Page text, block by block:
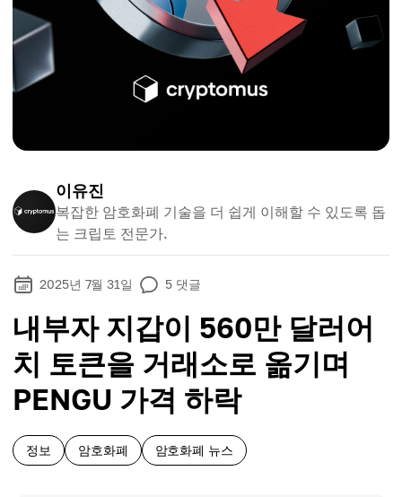
이유진
복잡한 암호화폐 기술을 더 쉽게 이해할 수 있도록 돕
는 크립토 전문가.
2025년 7월 31일 5 댓글
내부자 지갑이 560만 달러어
치 토큰을 거래소로 옮기며
PENGU 가격 하락
정보 암호화폐 암호화폐 뉴스